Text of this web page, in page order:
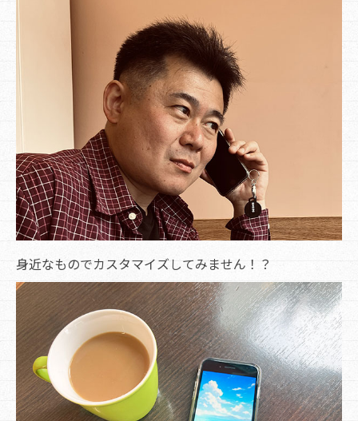
身近なものでカスタマイズしてみません！？